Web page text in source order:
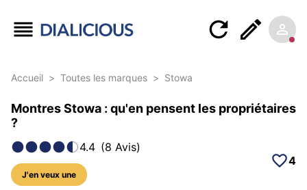
Accueil > Toutes les marques > Stowa
Montres Stowa : qu'en pensent les propriétaires
?
4.4 (8 Avis)
J'en veux une
4
41 photos sur cette marque